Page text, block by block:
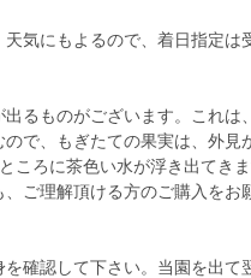
気にもよるので、着日指定は
るものがございます。これは
で、もぎたての果実は、外見
ころに茶色い水が浮き出てき
ご理解頂ける方のご購入をお
確認して下さい。当園を出て